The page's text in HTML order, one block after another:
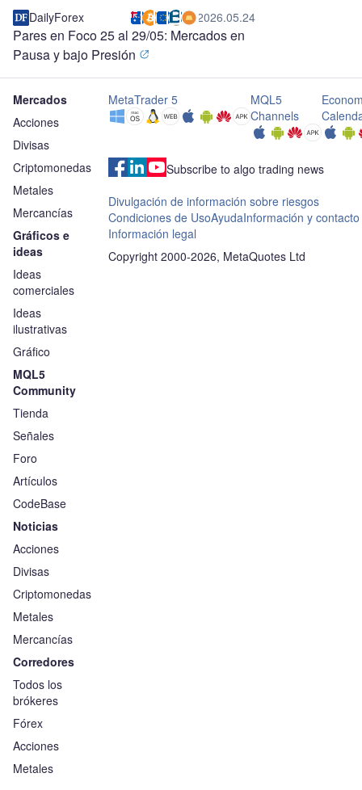
DailyForex 2026.05.24
Pares en Foco 25 al 29/05: Mercados en
Pausa y bajo Presión
Mercados
Acciones
Divisas
Criptomonedas
Metales
Mercancías
Gráficos e
ideas
Ideas
comerciales
Ideas
ilustrativas
Gráfico
MQL5
Community
Tienda
Señales
Foro
Artículos
CodeBase
Noticias
Acciones
Divisas
Criptomonedas
Metales
Mercancías
Corredores
Todos los
brókeres
Fórex
Acciones
Metales
MetaTrader 5
MQL5
Channels
Subscribe to algo trading news
Divulgación de información sobre riesgos
Condiciones de UsoAyudaInformación y contacto
Información legal
Copyright 2000-2026, MetaQuotes Ltd